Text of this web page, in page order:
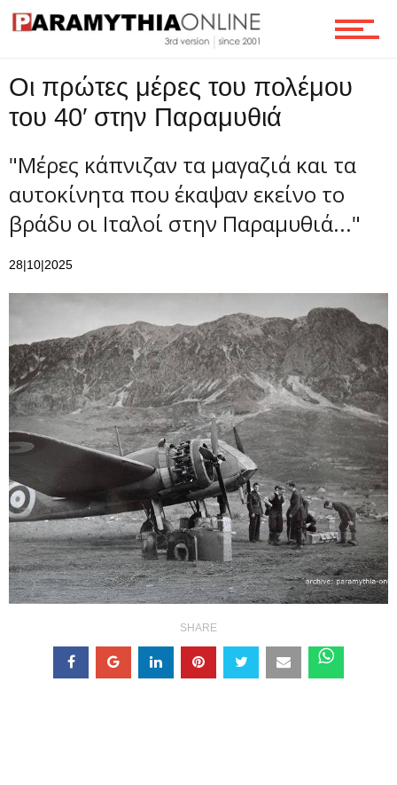
Οι πρώτες μέρες του πολέμου
του 40′ στην Παραμυθιά
"Μέρες κάπνιζαν τα μαγαζιά και τα
αυτοκίνητα που έκαψαν εκείνο το
βράδυ οι Ιταλοί στην Παραμυθιά..."
28|10|2025
SHARE